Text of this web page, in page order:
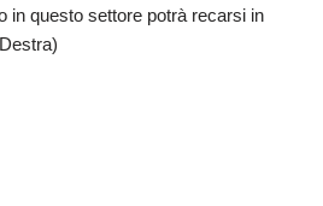
in questo settore potrà recarsi in